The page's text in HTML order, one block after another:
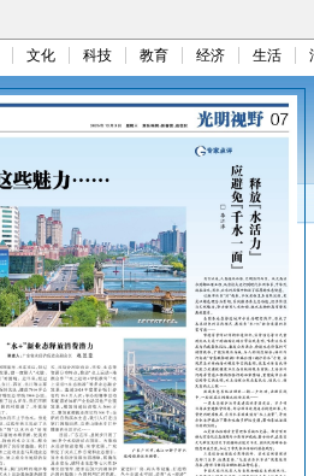
文化 科技 教育 经济 生活